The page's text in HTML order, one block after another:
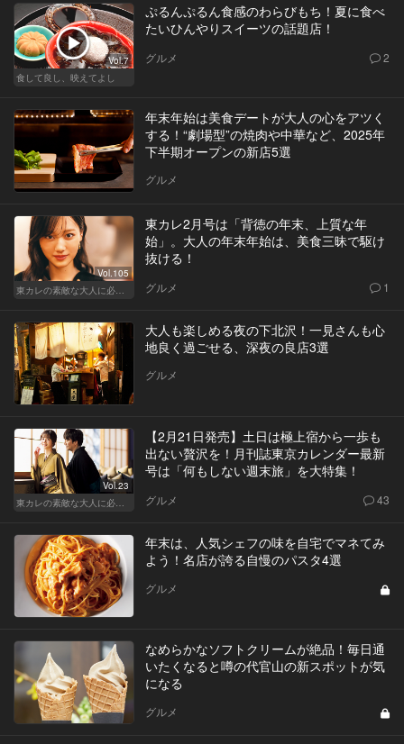
Vol.7
食して良し、映えてよし
ぷるんぷるん食感のわらびもち！夏に食べ
たいひんやりスイーツの話題店！
グルメ 2
年末年始は美食デートが大人の心をアツく
する！“劇場型”の焼肉や中華など、2025年
下半期オープンの新店5選
グルメ
Vol.105
東カレの素敵な大人に必要なこと
東カレ2月号は「背徳の年末、上質な年
始」。大人の年末年始は、美食三昧で駆け
抜ける！
グルメ 1
大人も楽しめる夜の下北沢！一見さんも心
地良く過ごせる、深夜の良店3選
グルメ
Vol.23
東カレの素敵な大人に必要なこと
【2月21日発売】土日は極上宿から一歩も
出ない贅沢を！月刊誌東京カレンダー最新
号は「何もしない週末旅」を大特集！
グルメ 43
年末は、人気シェフの味を自宅でマネてみ
よう！名店が誇る自慢のパスタ4選
グルメ
なめらかなソフトクリームが絶品！毎日通
いたくなると噂の代官山の新スポットが気
になる
グルメ